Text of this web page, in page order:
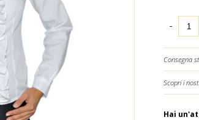
-
Consegna
Scopri i
Hai